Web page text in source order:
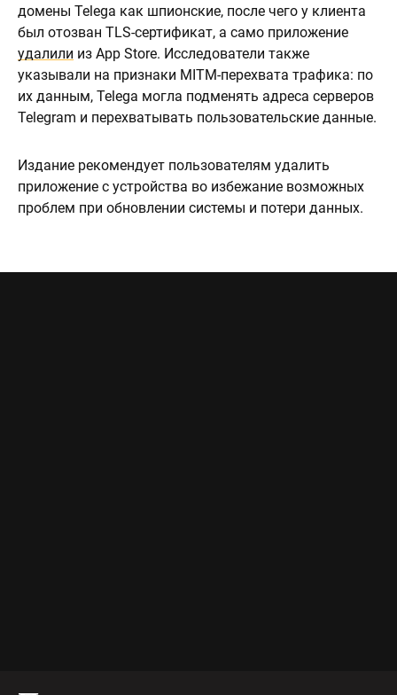
домены Telega как шпионские, после чего у клиента
был отозван TLS-сертификат, а само приложение
удалили из App Store. Исследователи также
указывали на признаки MITM-перехвата трафика: по
их данным, Telega могла подменять адреса серверов
Telegram и перехватывать пользовательские данные.
Издание рекомендует пользователям удалить
приложение с устройства во избежание возможных
проблем при обновлении системы и потери данных.